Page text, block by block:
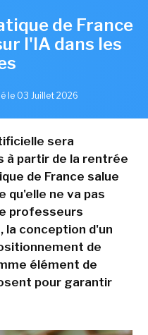
de France
l'IA dans les
le 03 Juillet 2026
sera
à partir de la rentrée
de France salue
ne va pas
professeurs
la conception d'un
de
élément de
pour garantir